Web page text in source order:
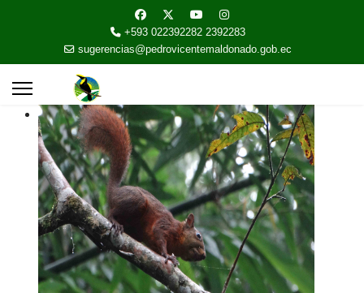
+593 022392282 2392283
sugerencias@pedrovicentemaldonado.gob.ec